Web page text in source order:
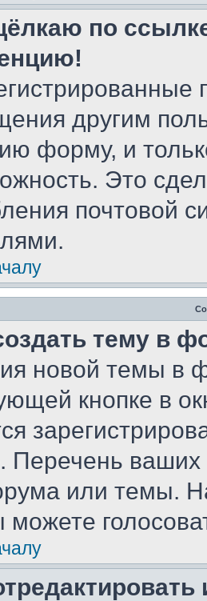
по
другим
форму, и
Это
почтовой
тему в
новой темы в
кнопке в
ваших
или темы.